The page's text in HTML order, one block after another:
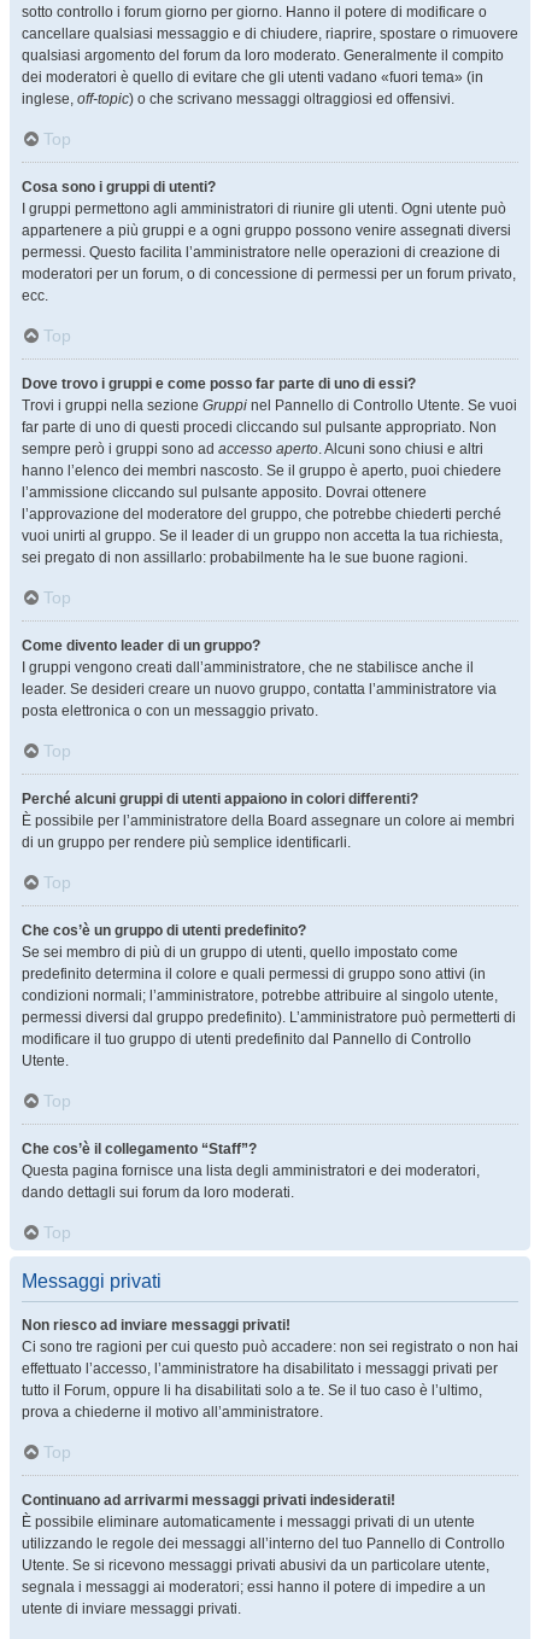
sotto controllo i forum giorno per giorno. Hanno il potere di modificare o
cancellare qualsiasi messaggio e di chiudere, riaprire, spostare o rimuovere
qualsiasi argomento del forum da loro moderato. Generalmente il compito
dei moderatori è quello di evitare che gli utenti vadano «fuori tema» (in
inglese, off-topic) o che scrivano messaggi oltraggiosi ed offensivi.
Top
Cosa sono i gruppi di utenti?
I gruppi permettono agli amministratori di riunire gli utenti. Ogni utente può
appartenere a più gruppi e a ogni gruppo possono venire assegnati diversi
permessi. Questo facilita l’amministratore nelle operazioni di creazione di
moderatori per un forum, o di concessione di permessi per un forum privato,
ecc.
Top
Dove trovo i gruppi e come posso far parte di uno di essi?
Trovi i gruppi nella sezione Gruppi nel Pannello di Controllo Utente. Se vuoi
far parte di uno di questi procedi cliccando sul pulsante appropriato. Non
sempre però i gruppi sono ad accesso aperto. Alcuni sono chiusi e altri
hanno l’elenco dei membri nascosto. Se il gruppo è aperto, puoi chiedere
l’ammissione cliccando sul pulsante apposito. Dovrai ottenere
l’approvazione del moderatore del gruppo, che potrebbe chiederti perché
vuoi unirti al gruppo. Se il leader di un gruppo non accetta la tua richiesta,
sei pregato di non assillarlo: probabilmente ha le sue buone ragioni.
Top
Come divento leader di un gruppo?
I gruppi vengono creati dall’amministratore, che ne stabilisce anche il
leader. Se desideri creare un nuovo gruppo, contatta l’amministratore via
posta elettronica o con un messaggio privato.
Top
Perché alcuni gruppi di utenti appaiono in colori differenti?
È possibile per l’amministratore della Board assegnare un colore ai membri
di un gruppo per rendere più semplice identificarli.
Top
Che cos’è un gruppo di utenti predefinito?
Se sei membro di più di un gruppo di utenti, quello impostato come
predefinito determina il colore e quali permessi di gruppo sono attivi (in
condizioni normali; l’amministratore, potrebbe attribuire al singolo utente,
permessi diversi dal gruppo predefinito). L’amministratore può permetterti di
modificare il tuo gruppo di utenti predefinito dal Pannello di Controllo
Utente.
Top
Che cos’è il collegamento “Staff”?
Questa pagina fornisce una lista degli amministratori e dei moderatori,
dando dettagli sui forum da loro moderati.
Top
Messaggi privati
Non riesco ad inviare messaggi privati!
Ci sono tre ragioni per cui questo può accadere: non sei registrato o non hai
effettuato l’accesso, l’amministratore ha disabilitato i messaggi privati per
tutto il Forum, oppure li ha disabilitati solo a te. Se il tuo caso è l’ultimo,
prova a chiederne il motivo all’amministratore.
Top
Continuano ad arrivarmi messaggi privati indesiderati!
È possibile eliminare automaticamente i messaggi privati ​​di un utente
utilizzando le regole dei messaggi all’interno del tuo Pannello di Controllo
Utente. Se si ricevono messaggi privati ​​abusivi da un particolare utente,
segnala i messaggi ai moderatori; essi hanno il potere di impedire a un
utente di inviare messaggi privati​​.